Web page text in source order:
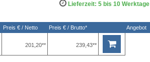
Lieferzeit: 5 bis 10 Werktage
Preis € / Netto Preis € / Brutto* Angebot
201,20** 239,43**